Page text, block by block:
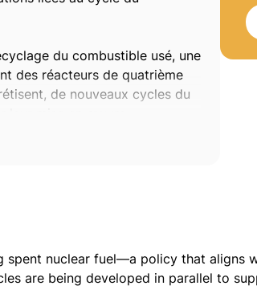
du combustible usé, une
des réacteurs de quatrième
de nouveaux cycles du
spent nuclear fuel—a policy that aligns
are being developed in parallel to